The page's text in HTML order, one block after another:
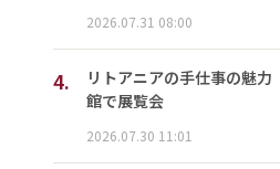
2026.07.31 08:00
4.
リトアニアの手仕事の魅
館で展覧会
2026.07.30 11:01